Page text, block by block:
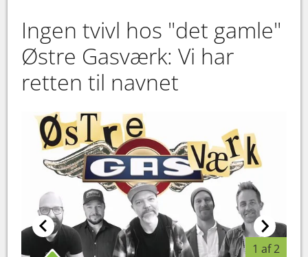
Ingen tvivl hos "det gamle"
Østre Gasværk: Vi har
retten til navnet
1 af 2